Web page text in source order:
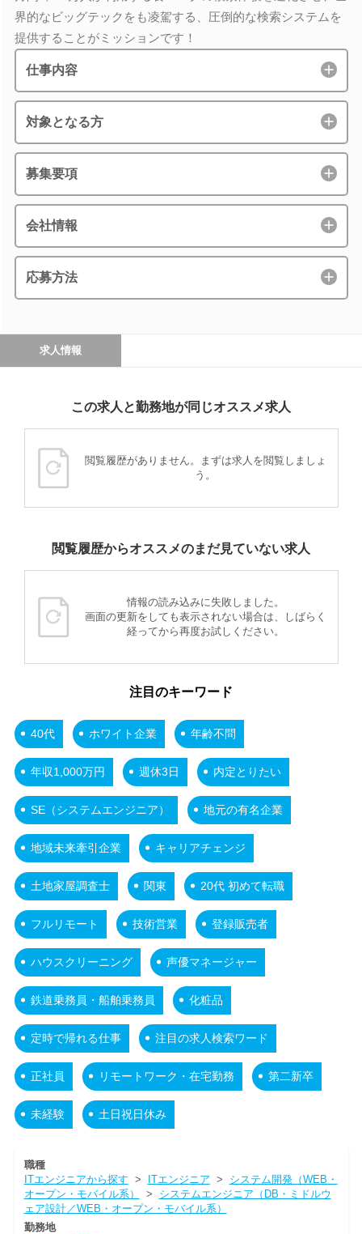
界的なビッグテックをも凌駕する、圧倒的な検索システムを
提供することがミッションです！
仕事内容
対象となる方
募集要項
会社情報
応募方法
求人情報
この求人と勤務地が同じオススメ求人
閲覧履歴がありません。まずは求人を閲覧しましょ
う。
閲覧履歴からオススメのまだ見ていない求人
情報の読み込みに失敗しました。
画面の更新をしても表示されない場合は、しばらく
経ってから再度お試しください。
注目のキーワード
40代 ホワイト企業 年齢不問
年収1,000万円 週休3日 内定とりたい
SE（システムエンジニア） 地元の有名企業
地域未来牽引企業 キャリアチェンジ
土地家屋調査士 関東 20代 初めて転職
フルリモート 技術営業 登録販売者
ハウスクリーニング 声優マネージャー
鉄道乗務員・船舶乗務員 化粧品
定時で帰れる仕事 注目の求人検索ワード
正社員 リモートワーク・在宅勤務 第二新卒
未経験 土日祝日休み
職種
ITエンジニアから探す > ITエンジニア > システム開発（WEB・
オープン・モバイル系）
> システムエンジニア（DB・ミドルウ
ェア設計／WEB・オープン・モバイル系）
勤務地